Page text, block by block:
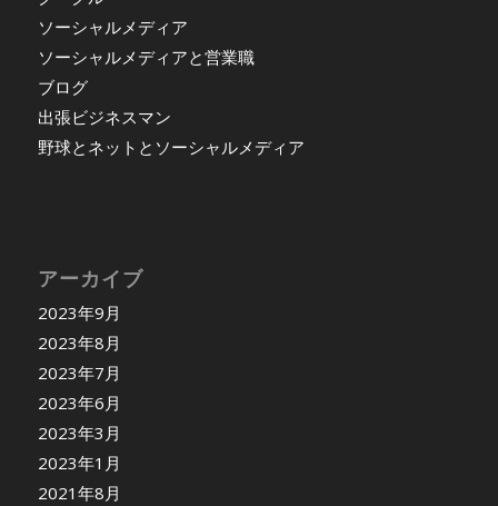
ソーシャルメディア
ソーシャルメディアと営業職
ブログ
出張ビジネスマン
野球とネットとソーシャルメディア
アーカイブ
2023年9月
2023年8月
2023年7月
2023年6月
2023年3月
2023年1月
2021年8月